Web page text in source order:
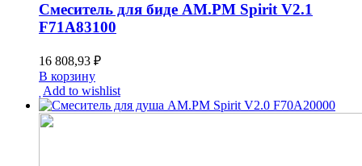
Смеситель для биде AM.PM Spirit V2.1
F71A83100
16 808,93 ₽
В корзину
Add to wishlist